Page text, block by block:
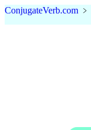
ConjugateVerb.com ﹥